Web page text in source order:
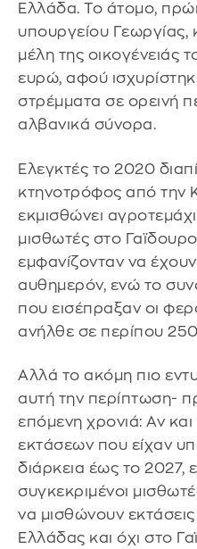
Ελλάδα. Το άτομο,
υπουργείου Γεωργίας,
μέλη της οικογένειάς
ευρώ, αφού
στρέμματα σε ορεινή
αλβανικά σύνορα.
Ελεγκτές το 2020
κτηνοτρόφος από την
εκμισθώνει
μισθωτές στο
εμφανίζονταν να
αυθημερόν, ενώ το
που εισέπραξαν οι
ανήλθε σε περίπου
Αλλά το ακόμη πιο
αυτή την περίπτωση-
επόμενη χρονιά: Αν
εκτάσεων που είχαν
διάρκεια έως το 2027,
συγκεκριμένοι
να μισθώνουν
Ελλάδας και όχι στο